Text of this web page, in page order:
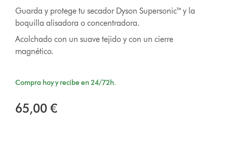
Guarda y protege tu secador Dyson Supersonic™ y la
boquilla alisadora o concentradora.
Acolchado con un suave tejido y con un cierre
magnético.
Compra hoy y recibe en 24/72h.
65,00 €